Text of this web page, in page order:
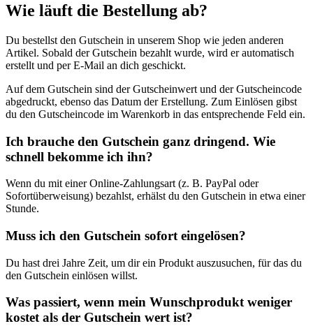
Wie läuft die Bestellung ab?
Du bestellst den Gutschein in unserem Shop wie jeden anderen
Artikel. Sobald der Gutschein bezahlt wurde, wird er automatisch
erstellt und per E-Mail an dich geschickt.
Auf dem Gutschein sind der Gutscheinwert und der Gutscheincode
abgedruckt, ebenso das Datum der Erstellung. Zum Einlösen gibst
du den Gutscheincode im Warenkorb in das entsprechende Feld ein.
Ich brauche den Gutschein ganz dringend. Wie
schnell bekomme ich ihn?
Wenn du mit einer Online-Zahlungsart (z. B. PayPal oder
Sofortüberweisung) bezahlst, erhälst du den Gutschein in etwa einer
Stunde.
Muss ich den Gutschein sofort eingelösen?
Du hast drei Jahre Zeit, um dir ein Produkt auszusuchen, für das du
den Gutschein einlösen willst.
Was passiert, wenn mein Wunschprodukt weniger
kostet als der Gutschein wert ist?